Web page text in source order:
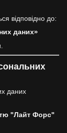
відповідно до:
даних»
даних
"Лайт Форс"